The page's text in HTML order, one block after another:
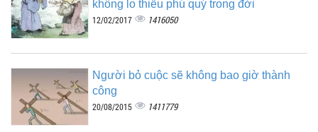
không lo thiếu phú quý trong đời
12/02/2017 1416050
Người bỏ cuộc sẽ không bao giờ thành
công
20/08/2015 1411779